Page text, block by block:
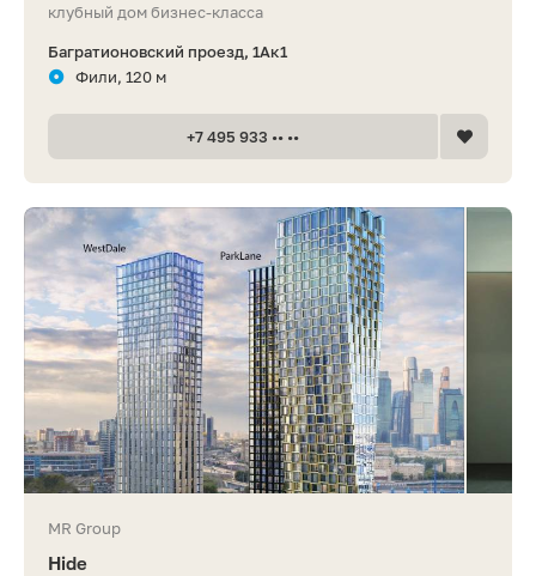
клубный дом бизнес-класса
Багратионовский проезд, 1Ак1
Фили, 120 м
+7 495 933 •• ••
MR Group
Hide